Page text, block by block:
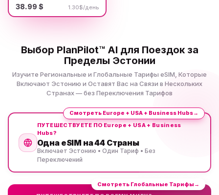
38.99 $ 1.30$/день
Выбор PlanPilot™ AI для Поездок за
Пределы Эстонии
Изучите Региональные и Глобальные Тарифы eSIM, Которые
Включают Эстонию и Оставят Вас на Связи в Нескольких
Странах — без Переключения Тарифов
ПУТЕШЕСТВУЕТЕ ПО Europe + USA + Business
Hubs?
Одна eSIM на 44 Страны
Включает Эстонию • Один Тариф • Без
Переключений
Смотреть Europe + USA + Business Hubs→
Смотреть Глобальные Тарифы →